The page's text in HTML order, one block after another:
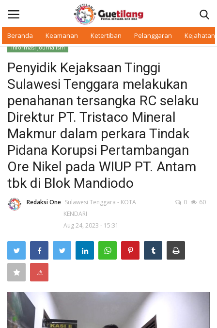
Beranda Keamanan Ketertiban Pelanggaran Kejahatan
Beranda
Daerah
Makan Bergizi
Warkop Digital
Pelanggaran
Ketertiban
Kejahatan
Cybers Event
UMKM & Ekonomi Kreatif
Informasi Journalism
Penyidik Kejaksaan Tinggi
Sulawesi Tenggara melakukan
penahanan tersangka RC selaku
Direktur PT. Tristaco Mineral
Makmur dalam perkara Tindak
Pidana Korupsi Pertambangan
Ore Nikel pada WIUP PT. Antam
tbk di Blok Mandiodo
Redaksi One Sulawesi Tenggara - KOTA
KENDARI
Aug 24, 2023 - 15:31
0 60
⚠